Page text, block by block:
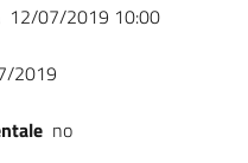
12/07/2019 10:00
2019
no